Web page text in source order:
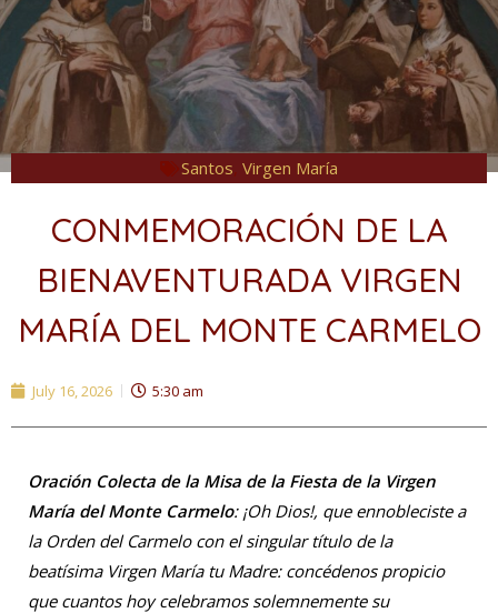
Santos Virgen María
CONMEMORACIÓN DE LA
BIENAVENTURADA VIRGEN
MARÍA DEL MONTE CARMELO
July 16, 2026 5:30 am
Oración Colecta de la Misa de la Fiesta de la Virgen
María del Monte Carmelo: ¡Oh Dios!, que ennobleciste a
la Orden del Carmelo con el singular título de la
beatísima Virgen María tu Madre: concédenos propicio
que cuantos hoy celebramos solemnemente su